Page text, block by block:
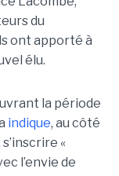
du
ont apporté à
élu.
la période
indique, au côté
«
l’envie de